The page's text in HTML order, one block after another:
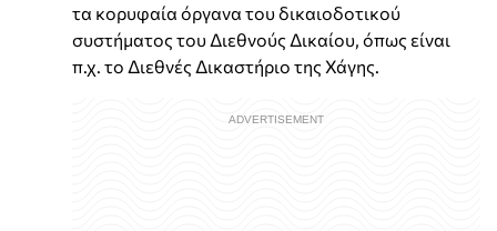
τα κορυφαία όργανα του δικαιοδοτικού
συστήματος του Διεθνούς Δικαίου, όπως είναι
π.χ. το Διεθνές Δικαστήριο της Χάγης.